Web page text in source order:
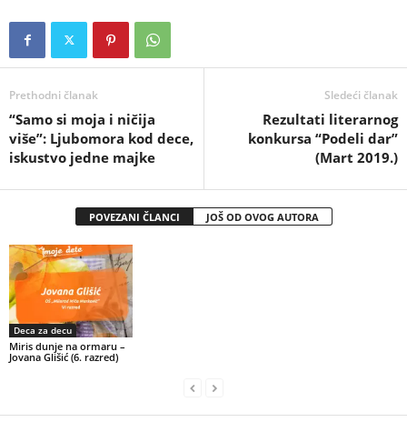
Prethodni članak
“Samo si moja i ničija
više”: Ljubomora kod dece,
iskustvo jedne majke
Sledeći članak
Rezultati literarnog
konkursa “Podeli dar”
(Mart 2019.)
POVEZANI ČLANCI JOŠ OD OVOG AUTORA
Deca za decu
Miris dunje na ormaru –
Jovana Glišić (6. razred)